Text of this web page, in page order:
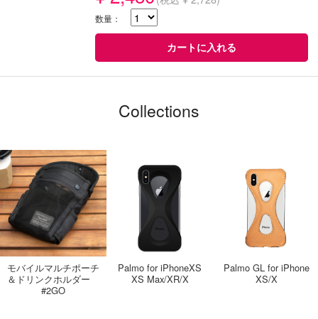
数量：
Collections
モバイルマルチポーチ
＆ドリンクホルダー
#2GO
Palmo for iPhoneXS
XS Max/XR/X
Palmo GL for iPhone
XS/X